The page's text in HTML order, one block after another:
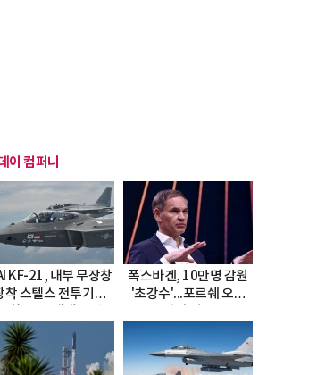
이 컴퍼니
KF-21, 내부 무장창
착 스텔스 전투기로
폭스바겐, 10만명 감원
'초강수'...포르쉐 오너